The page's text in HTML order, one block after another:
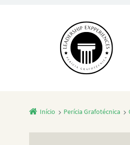
Início Perícia Grafotécnica